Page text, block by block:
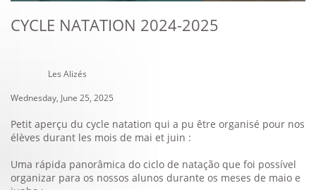
CYCLE NATATION 2024-2025
Les Alizés
Wednesday, June 25, 2025
Petit aperçu du cycle natation qui a pu être organisé pour nos
élèves durant les mois de mai et juin :
Uma rápida panorâmica do ciclo de natação que foi possível
organizar para os nossos alunos durante os meses de maio e